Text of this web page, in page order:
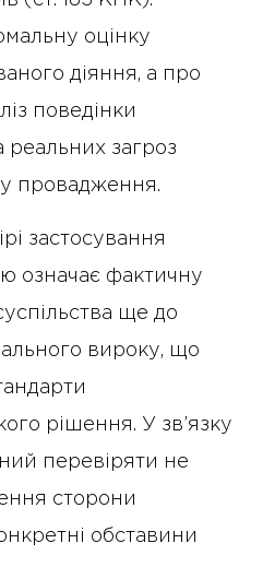
оцінку
діяння, а про
поведінки
реальних загроз
провадження.
застосування
означає фактичну
ще до
вироку, що
рішення. У зв’язку
перевіряти не
сторони
обставини